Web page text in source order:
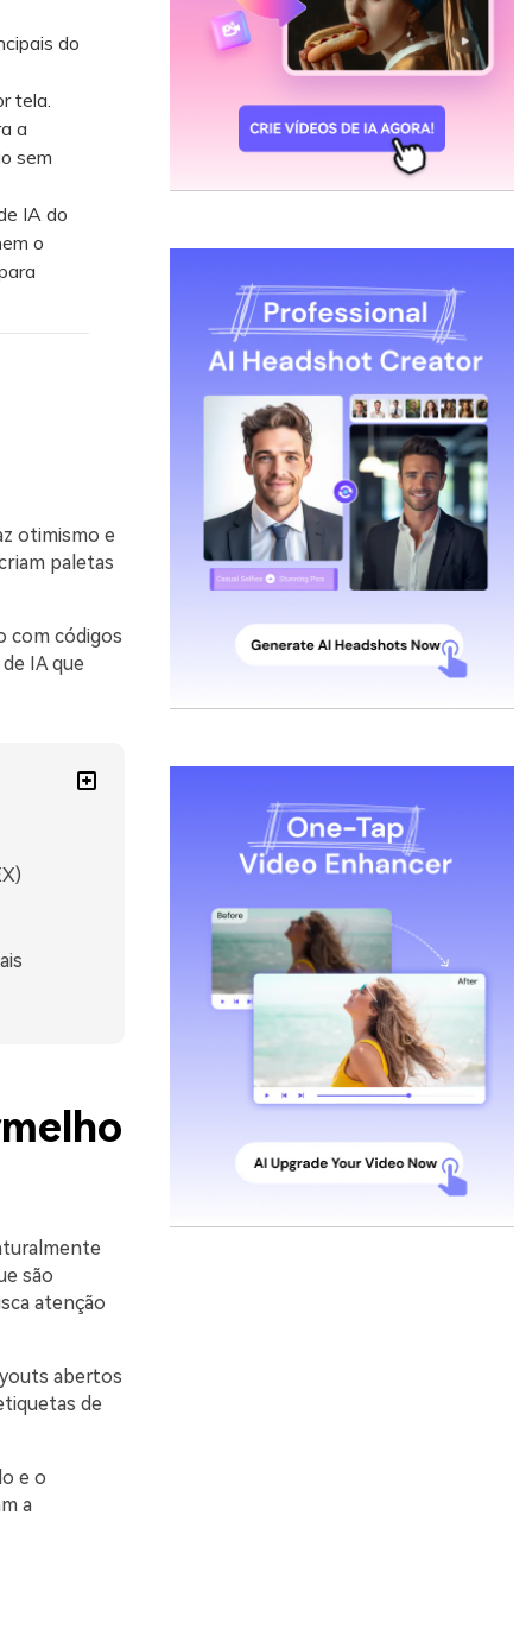
do
tela.
a
sem
IA do
o
otimismo e
paletas
com códigos
IA que
são
atenção
abertos
de
e o
a